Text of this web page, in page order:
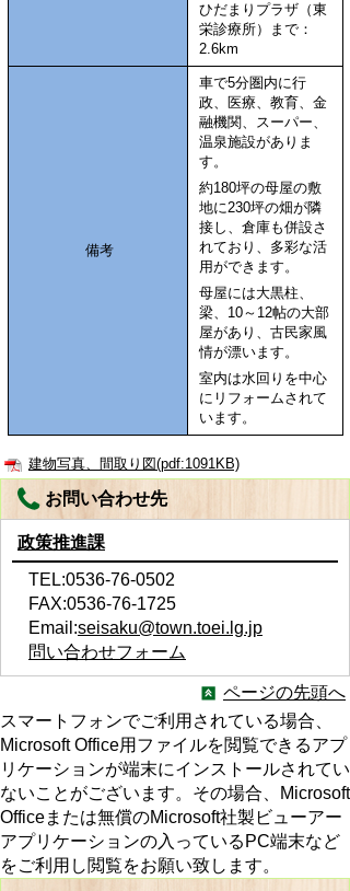
ひだまりプラザ（東
栄診療所）まで：
2.6km
備考
車で5分圏内に行
政、医療、教育、金
融機関、スーパー、
温泉施設がありま
す。
約180坪の母屋の敷
地に230坪の畑が隣
接し、倉庫も併設さ
れており、多彩な活
用ができます。
母屋には大黒柱、
梁、10～12帖の大部
屋があり、古民家風
情が漂います。
室内は水回りを中心
にリフォームされて
います。
建物写真、間取り図(pdf:1091KB)
お問い合わせ先
政策推進課
TEL:0536-76-0502
FAX:0536-76-1725
Email:seisaku@town.toei.lg.jp
問い合わせフォーム
ページの先頭へ
スマートフォンでご利用されている場合、
Microsoft Office用ファイルを閲覧できるアプ
リケーションが端末にインストールされてい
ないことがございます。その場合、Microsoft
Officeまたは無償のMicrosoft社製ビューアー
アプリケーションの入っているPC端末など
をご利用し閲覧をお願い致します。